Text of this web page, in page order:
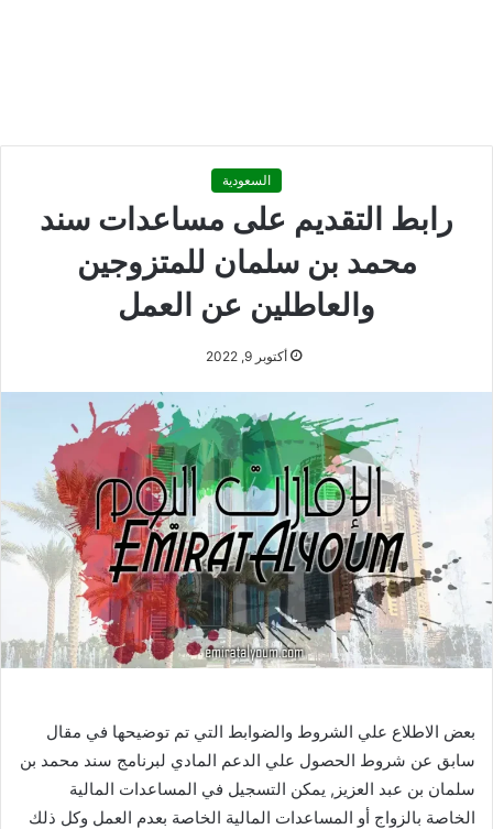
السعودية
رابط التقديم على مساعدات سند
محمد بن سلمان للمتزوجين
والعاطلين عن العمل
أكتوبر 9, 2022
بعض الاطلاع علي الشروط والضوابط التي تم توضيحها في مقال
سابق عن شروط الحصول علي الدعم المادي لبرنامج سند محمد بن
سلمان بن عبد العزيز, يمكن التسجيل في المساعدات المالية
الخاصة بالزواج أو المساعدات المالية الخاصة بعدم العمل وكل ذلك